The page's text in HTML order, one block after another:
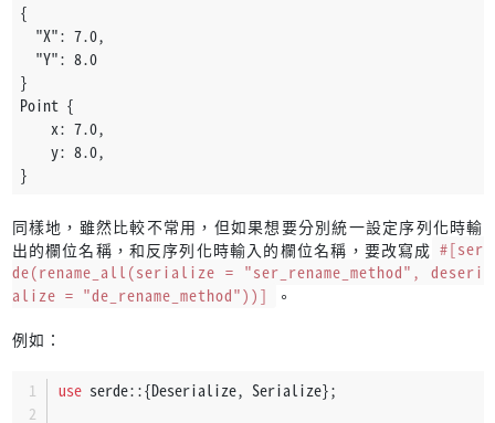
{
  "X": 7.0,
  "Y": 8.0
}
Point {
    x: 7.0,
    y: 8.0,
}
同樣地，雖然比較不常用，但如果想要分別統一設定序列化時輸
出的欄位名稱，和反序列化時輸入的欄位名稱，要改寫成 #[ser
de(rename_all(serialize = "ser_rename_method", deseri
alize = "de_rename_method"))]
。
例如：
use serde::{Deserialize, Serialize};